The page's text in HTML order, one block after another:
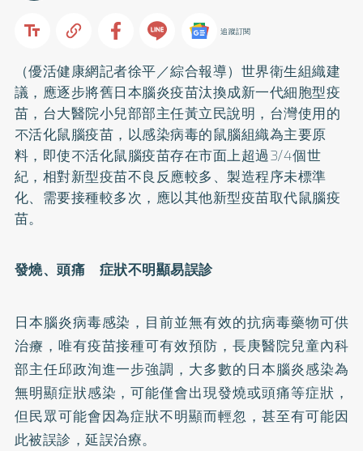
追蹤訂閱
（優活健康網記者徐平／綜合報導）世界衛生組織建
議，應逐步將舊日本腦炎疫苗汰換成新一代細胞型疫
苗，台大醫院小兒部部主任黃立民說明，台灣使用的
不活化鼠腦疫苗，以感染病毒的鼠腦組織為主要原
料，即使不活化鼠腦疫苗存在市面上超過3/4個世
紀，相對新型疫苗不良反應較多、製造程序未標準
化、需要接種較多次，應以其他新型疫苗取代鼠腦疫
苗。
發燒、頭痛 症狀不明顯易誤診
日本腦炎病毒感染，目前並無有效的抗病毒藥物可供
治療，唯有疫苗接種可有效預防，長庚醫院兒童內科
部主任邱政洵進一步強調，大多數的日本腦炎感染為
無明顯症狀感染，可能僅會出現發燒或頭痛等症狀，
但民眾可能會因為症狀不明顯而輕忽，甚至有可能因
此被誤診，延誤治療。